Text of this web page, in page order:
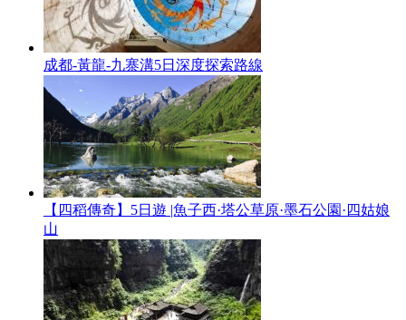
成都-黃龍-九寨溝5日深度探索路線
【四稻傳奇】5日遊 |魚子西·塔公草原·墨石公園·四姑娘
山